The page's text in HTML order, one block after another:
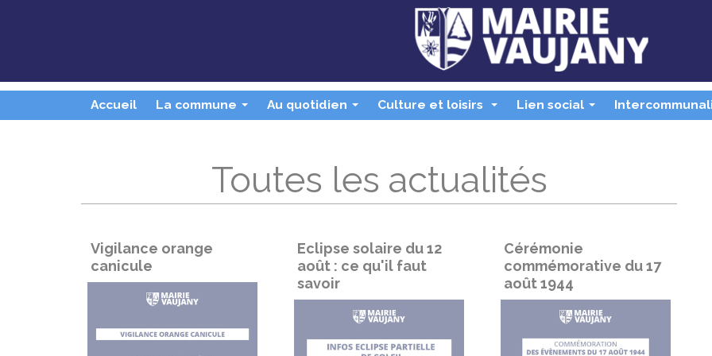
Toutes les actualités
Vigilance orange
canicule
Eclipse solaire du 12
août : ce qu'il faut
savoir
Cérémonie
commémorative du 17
août 1944
Accueil La commune Au quotidien Culture et loisirs Lien social